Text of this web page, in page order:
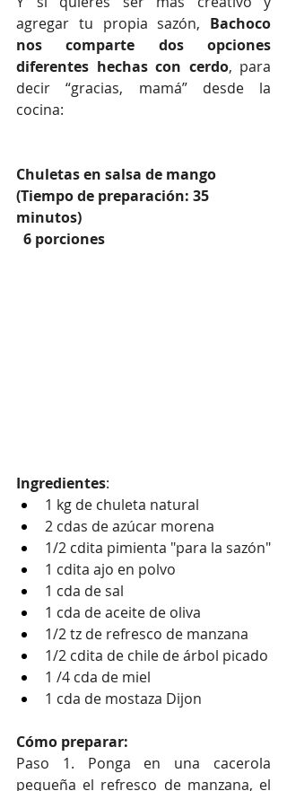
agregar tu propia sazón, Bachoco
nos comparte dos opciones
diferentes hechas con cerdo, para
decir “gracias, mamá” desde la
cocina:
Chuletas en salsa de mango
(Tiempo de preparación: 35
minutos)
6 porciones
Ingredientes:
1 kg de chuleta natural
2 cdas de azúcar morena
1/2 cdita pimienta "para la sazón"
1 cdita ajo en polvo
1 cda de sal
1 cda de aceite de oliva
1/2 tz de refresco de manzana
1/2 cdita de chile de árbol picado
1 /4 cda de miel
1 cda de mostaza Dijon
Cómo preparar:
Paso 1. Ponga en una cacerola
pequeña el refresco de manzana, el